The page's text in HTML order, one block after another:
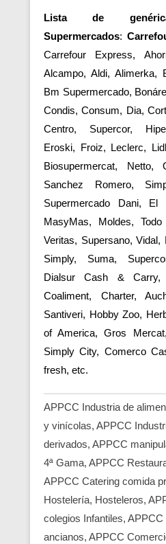
Lista de
Supermercados:
Carrefour Express,
Alcampo, Aldi, Alimerka,
Bm Supermercado,
Condis, Consum, Dia,
Centro, Supercor,
Eroski, Froiz, Leclerc,
Biosupermercat, Netto,
Sanchez Romero,
Supermercado Dani, El
MasyMas, Moldes, Todo
Veritas, Supersano, Vidal,
Simply, Suma,
Dialsur Cash & Carry,
Coaliment, Charter,
Santiveri, Hobby Zoo,
of America, Gros
Simply City, Comerco
fresh, etc.
APPCC Industria de
y vinícolas, APPCC
derivados, APPCC
4ª Gama, APPCC
APPCC Catering comida
Hostelería, Hosteleros,
colegios Infantiles,
ancianos, APPCC